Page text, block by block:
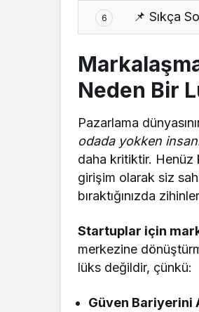
6 📌 Sıkça
Neden Bir
Pazarlama
odada yokken
daha kritiktir. Henüz
girişim olarak siz
bıraktığınızda
Startuplar için
merkezine
lüks değildir, çünkü:
Güven Bariyerini